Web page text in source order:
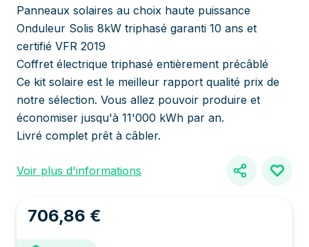
Panneaux solaires au choix haute puissance
Onduleur Solis 8kW triphasé garanti 10 ans et
certifié VFR 2019
Coffret électrique triphasé entièrement précâblé
Ce kit solaire est le meilleur rapport qualité prix de
notre sélection. Vous allez pouvoir produire et
économiser jusqu'à 11'000 kWh par an.
Livré complet prêt à câbler.
Voir plus d'informations
706,86 €